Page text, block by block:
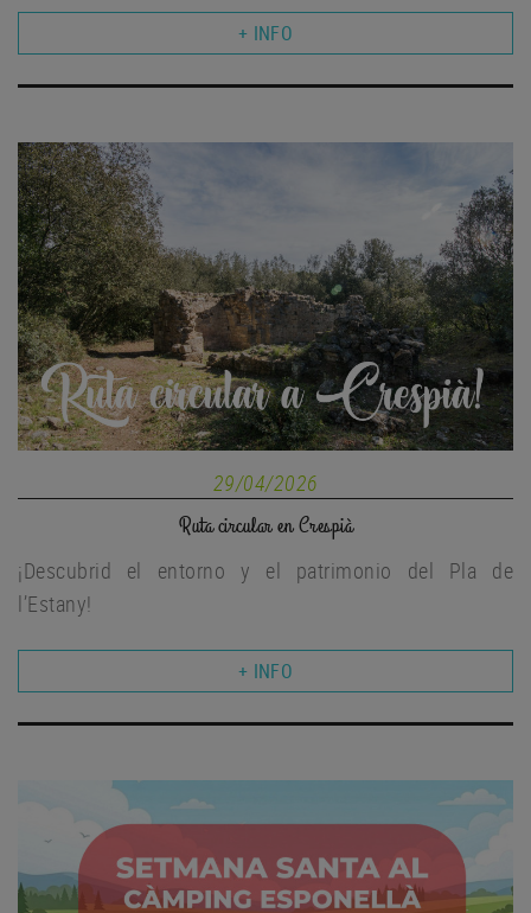
+ INFO
29/04/2026
Ruta circular en Crespià
¡Descubrid el entorno y el patrimonio del Pla de
l’Estany!
+ INFO